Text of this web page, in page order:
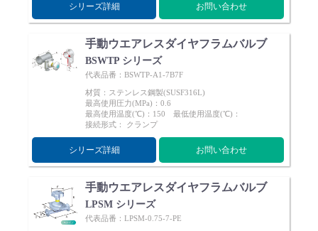
シリーズ詳細 お問い合わせ
手動ウエアレスダイヤフラムバルブ
BSWTP シリーズ
代表品番：BSWTP-A1-7B7F
材質：ステンレス鋼製(SUSF316L)
最高使用圧力(MPa)：0.6
最高使用温度(℃)：150 最低使用温度(℃)：
接続形式： クランプ
シリーズ詳細 お問い合わせ
手動ウエアレスダイヤフラムバルブ
LPSM シリーズ
代表品番：LPSM-0.75-7-PE